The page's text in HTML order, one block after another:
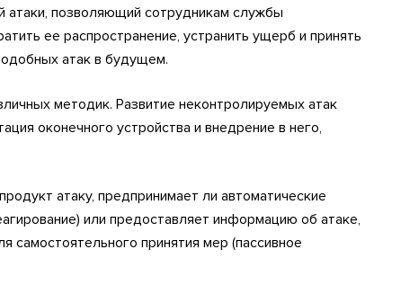
атаки, позволяющий сотрудникам службы
ее распространение, устранить ущерб и принять
атак в будущем.
методик. Развитие неконтролируемых атак
оконечного устройства и внедрение в него,
атаку, предпринимает ли автоматические
или предоставляет информацию об атаке,
самостоятельного принятия мер (пассивное